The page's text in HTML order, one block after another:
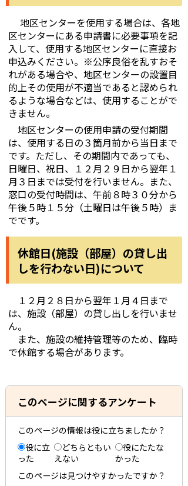
地区センターを使用する場合は、各地
区センターにある申請書に必要事項を記
入して、使用する地区センターに直接お
申込みください。※公序良俗を乱すおそ
れがある場合や、地区センターの設置目
的上その使用が不適当であると認められ
るような場合などは、使用することがで
きません。
地区センターの使用申請の受付期間
は、使用する日の３箇月前から当日まで
です。ただし、その期間内であっても、
日曜日、祝日、１２月２９日から翌年１
月３日までは受付を行いません。また、
窓口の受付時間は、午前８時３０分から
午後５時１５分（土曜日は午後５時）ま
でです。
休館日(施設（部屋）の貸し出
しを行わない日)について
１２月２８日から翌年１月４日まで
は、施設（部屋）の貸し出しを行いませ
ん。
また、施設の維持管理等のため、臨時
で休館する場合があります。
このページに関するアンケート
このページの情報は役に立ちましたか？
役に立
った
どちらともい
えない
役にたたな
かった
このページは見つけやすかったですか？